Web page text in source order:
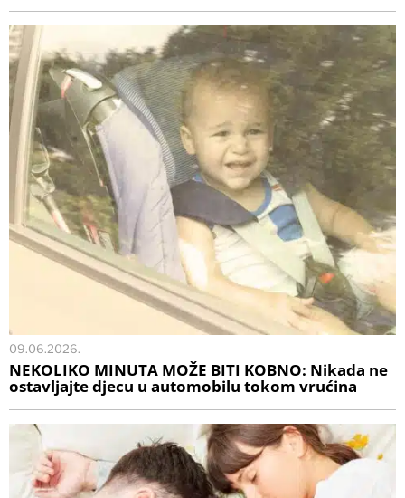
09.06.2026.
NEKOLIKO MINUTA MOŽE BITI KOBNO: Nikada ne
ostavljajte djecu u automobilu tokom vrućina